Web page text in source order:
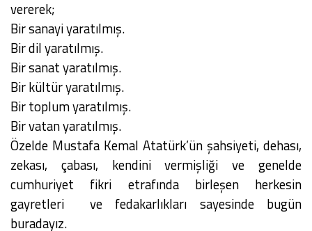
vererek;
Bir sanayi yaratılmış.
Bir dil yaratılmış.
Bir sanat yaratılmış.
Bir kültür yaratılmış.
Bir toplum yaratılmış.
Bir vatan yaratılmış.
Özelde Mustafa Kemal Atatürk’ün şahsiyeti, dehası,
zekası, çabası, kendini vermişliği ve genelde
cumhuriyet fikri etrafında birleşen herkesin
gayretleri ve fedakarlıkları sayesinde bugün
buradayız.